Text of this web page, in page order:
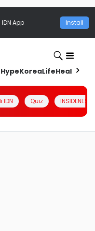
App Install
HypeKoreaLifeHealth
IDN Quiz INSIDENESIA